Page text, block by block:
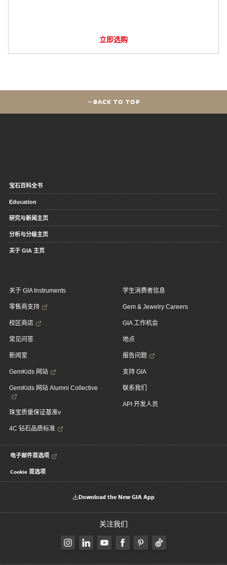
立即选购
BACK TO TOP
宝石百科全书
Education
研究与新闻主页
分析与分级主页
关于 GIA 主页
关于 GIA Instruments
零售商支持
校区商店
常见问答
新闻室
GemKids 网站
GemKids 网站 Alumni Collective
珠宝质量保证基准v
4C 钻石品质标准
学生消费者信息
Gem & Jewelry Careers
GIA 工作机会
地点
报告问题
支持 GIA
联系我们
API 开发人员
电子邮件首选项
Cookie 首选项
Download the New GIA App
关注我们